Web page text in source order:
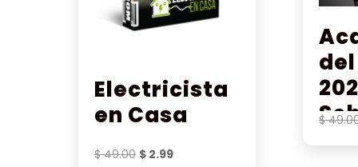
Electricista
en Casa
$49.00 El
$ 2.99El
$